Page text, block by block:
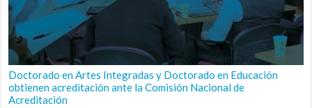
Doctorado en Artes Integradas y Doctorado en Educación
obtienen acreditación ante la Comisión Nacional de
Acreditación